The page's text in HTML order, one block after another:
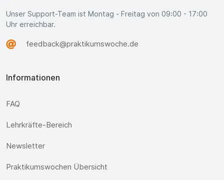
Unser Support-Team ist Montag - Freitag von 09:00 - 17:00
Uhr erreichbar.
feedback@praktikumswoche.de
Informationen
FAQ
Lehrkräfte-Bereich
Newsletter
Praktikumswochen Übersicht